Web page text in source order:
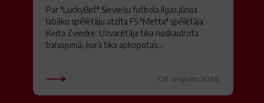
Par "LuckyBet" Sieviešu futbola līgas jūnija
labāko spēlētāju atzīta FS "Metta" spēlētāja
Keita Zviedre. Uzvarētāja tika noskaidrota
balsojumā, kurā tika apkopotas...
06. augusts 2026.